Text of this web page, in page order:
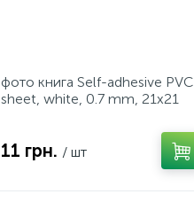
фото книга Self-adhesive PVC
sheet, white, 0.7 mm, 21x21
11 грн. / шт